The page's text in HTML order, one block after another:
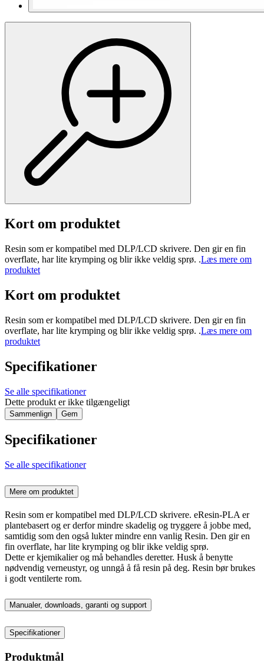
Kort om produktet
Resin som er kompatibel med DLP/LCD skrivere. Den gir en fin
overflate, har lite krymping og blir ikke veldig sprø. .Læs mere om
produktet
Kort om produktet
Resin som er kompatibel med DLP/LCD skrivere. Den gir en fin
overflate, har lite krymping og blir ikke veldig sprø. .Læs mere om
produktet
Specifikationer
Se alle specifikationer
Dette produkt er ikke tilgængeligt
Sammenlign Gem
Specifikationer
Se alle specifikationer
Mere om produktet
Resin som er kompatibel med DLP/LCD skrivere. eResin-PLA er
plantebasert og er derfor mindre skadelig og tryggere å jobbe med,
samtidig som den også lukter mindre enn vanlig Resin. Den gir en
fin overflate, har lite krymping og blir ikke veldig sprø.
Dette er kjemikalier og må behandles deretter. Husk å benytte
nødvendig verneustyr, og unngå å få resin på deg. Resin bør brukes
i godt ventilerte rom.
Manualer, downloads, garanti og support
Specifikationer
Produktmål